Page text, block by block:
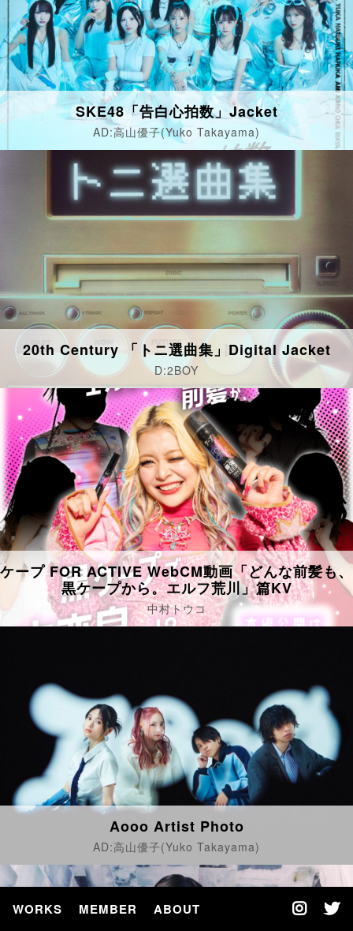
SKE48「告白心拍数」Jacket
AD:高山優子(Yuko Takayama)
20th Century 「トニ選曲集」Digital Jacket
D:2BOY
ケープ FOR ACTIVE WebCM動画「どんな前髪も、
黒ケープから。エルフ荒川」篇KV
中村トウコ
Aooo Artist Photo
AD:高山優子(Yuko Takayama)
WORKS MEMBER ABOUT